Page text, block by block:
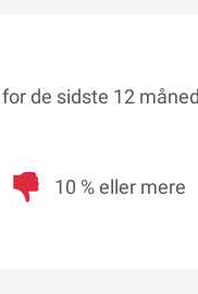
de sidste 12
10 % eller mere